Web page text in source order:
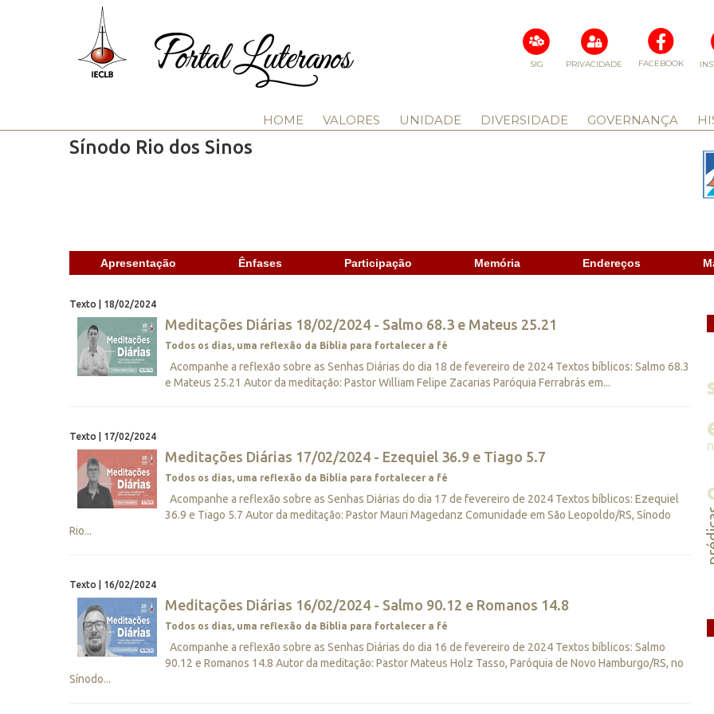
FACEBOOK
PRIVACIDADE
SIG
HOME VALORES UNIDADE DIVERSIDADE GOVERNANÇA
Sínodo Rio dos Sinos
Apresentação Ênfases Participação Memória Endereços
Texto | 18/02/2024
Meditações Diárias 18/02/2024 - Salmo 68.3 e Mateus 25.21
Todos os dias, uma reflexão da Bíblia para fortalecer a fé
Acompanhe a reflexão sobre as Senhas Diárias do dia 18 de fevereiro de 2024 Textos bíblicos: Salmo 68.3
e Mateus 25.21 Autor da meditação: Pastor William Felipe Zacarias Paróquia Ferrabrás em...
Texto | 17/02/2024
Meditações Diárias 17/02/2024 - Ezequiel 36.9 e Tiago 5.7
Todos os dias, uma reflexão da Bíblia para fortalecer a fé
Acompanhe a reflexão sobre as Senhas Diárias do dia 17 de fevereiro de 2024 Textos bíblicos: Ezequiel
36.9 e Tiago 5.7 Autor da meditação: Pastor Mauri Magedanz Comunidade em São Leopoldo/RS, Sínodo
Rio...
Texto | 16/02/2024
Meditações Diárias 16/02/2024 - Salmo 90.12 e Romanos 14.8
Todos os dias, uma reflexão da Bíblia para fortalecer a fé
Acompanhe a reflexão sobre as Senhas Diárias do dia 16 de fevereiro de 2024 Textos bíblicos: Salmo
90.12 e Romanos 14.8 Autor da meditação: Pastor Mateus Holz Tasso, Paróquia de Novo Hamburgo/RS, no
Sínodo...